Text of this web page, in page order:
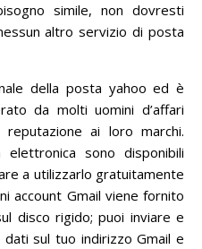
simile, non dovresti
altro servizio di posta
della posta yahoo ed è
da molti uomini d’affari
ai loro marchi.
sono disponibili
a utilizzarlo gratuitamente
account Gmail viene fornito
disco rigido;puoi inviare e
sul tuo indirizzo Gmail e